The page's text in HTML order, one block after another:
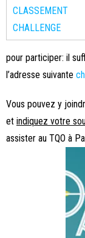
CLASSEMENT
CHALLENGE
pour participer: il
l’adresse suivante
Vous pouvez y
et indiquez votre
assister au TQO à